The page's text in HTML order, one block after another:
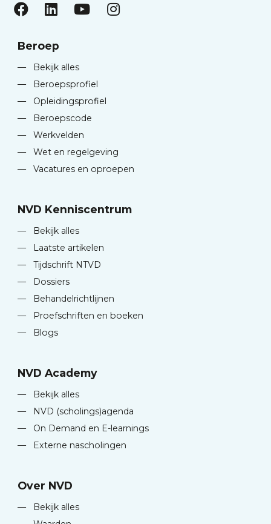
Beroep
—
Bekijk alles
—
Beroepsprofiel
—
Opleidingsprofiel
—
Beroepscode
—
Werkvelden
—
Wet en regelgeving
—
Vacatures en oproepen
NVD Kenniscentrum
—
Bekijk alles
—
Laatste artikelen
—
Tijdschrift NTVD
—
Dossiers
—
Behandelrichtlijnen
—
Proefschriften en boeken
—
Blogs
NVD Academy
—
Bekijk alles
—
NVD (scholings)agenda
—
On Demand en E-learnings
—
Externe nascholingen
Over NVD
—
Bekijk alles